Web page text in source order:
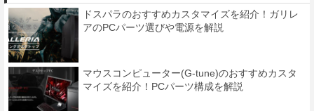
ドスパラのおすすめカスタマイズを紹介！ガリレ
アのPCパーツ選びや電源を解説
マウスコンピューター(G-tune)のおすすめカスタ
マイズを紹介！PCパーツ構成を解説